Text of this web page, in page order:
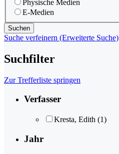
Physische Medien
E-Medien
Suche verfeinern (Erweiterte Suche)
Suchfilter
Zur Trefferliste springen
Verfasser
Kresta, Edith (1)
Jahr